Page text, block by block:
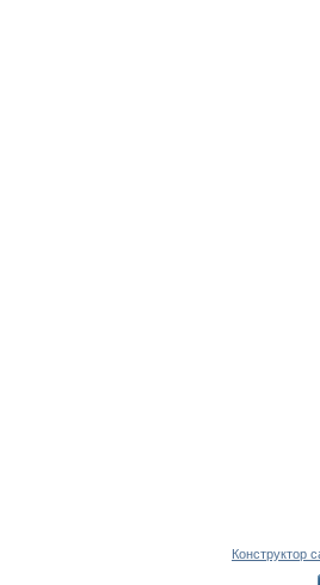
Конструктор